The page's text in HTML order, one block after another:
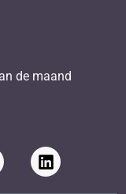
de maand